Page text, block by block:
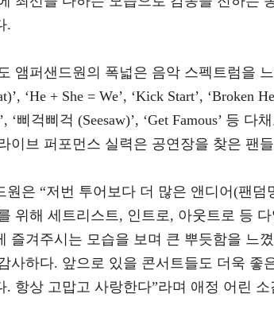
.
앰퍼샌드원의 폭넓은 음악 스펙트럼을
‘He + She = We’, ‘Kick Start’, ‘Broken
‘삐걱삐걱 (Seesaw)’, ‘Get Famous’ 등
이브 퍼포먼스 실력은 공연장을 찾은 팬
원은 “저번 투어보다 더 많은 앤디어(팬덤
위해 세트리스트, 인트로, 아웃트로 등
즐겨주시는 모습을 보며 큰 뿌듯함을 느
사하다. 앞으로 있을 콘서트들도 더욱 좋
. 항상 고맙고 사랑한다”라며 애정 어린